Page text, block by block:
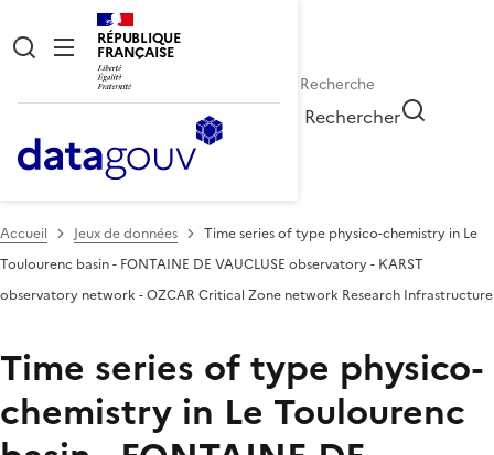
RÉPUBLIQUE
FRANÇAISE
Rechercher
Accueil Jeux de données
Time series of type physico-chemistry in Le
Toulourenc basin - FONTAINE DE VAUCLUSE observatory - KARST
observatory network - OZCAR Critical Zone network Research Infrastructure
Time series of type physico-
chemistry in Le Toulourenc